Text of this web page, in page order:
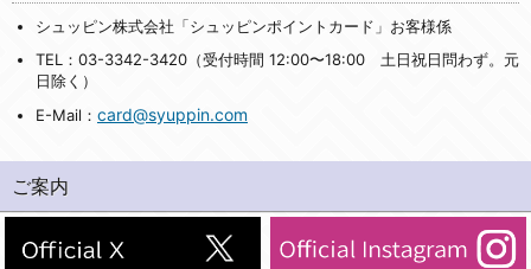
シュッピン株式会社「シュッピンポイントカード」お客様係
TEL：03-3342-3420（受付時間 12:00〜18:00 土日祝日問わず。元
日除く）
E-Mail： card@syuppin.com
ご案内